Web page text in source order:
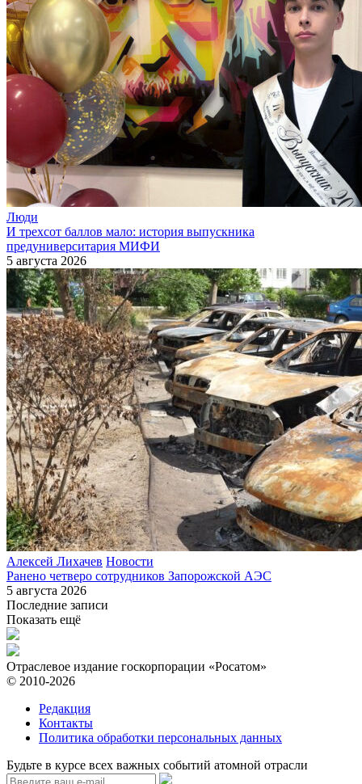
Люди
И трехсот баллов мало: история выпускника
предуниверситария МИФИ
5 августа 2026
Алексей Лихачев Новости
Ранено четверо сотрудников Запорожской АЭС
5 августа 2026
Последние записи
Показать ещё
Отраслевое издание госкорпорации «Росатом»
© 2010-2026
Редакция
Контакты
Политика обработки персональных данных
Будьте в курсе всех важных событий атомной отрасли